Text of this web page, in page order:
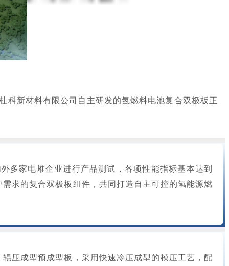
科新材料有限公司自主研发的氢燃料电池复合双极板正
多家电堆企业进行产品测试，各项性能指标基本达到
求的复合双极板组件，共同打造自主可控的氢能源燃
压成型预成型板，采用快速冷压成型的模压工艺，配